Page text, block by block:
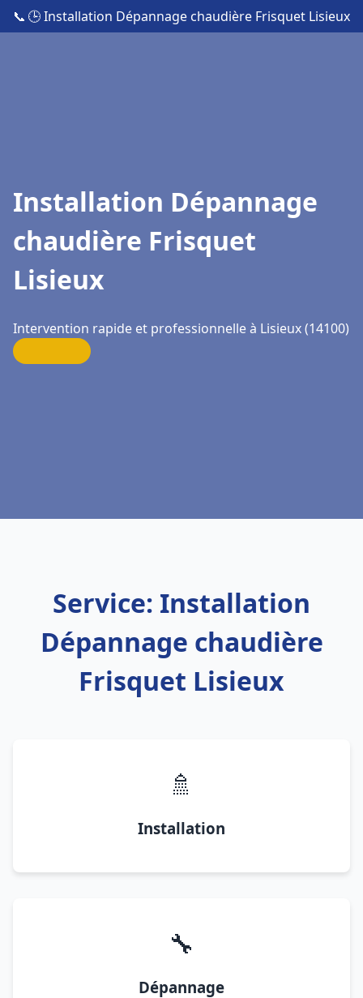
📞 🕒 Installation Dépannage chaudière Frisquet Lisieux
Installation Dépannage
chaudière Frisquet
Lisieux
Intervention rapide et professionnelle à Lisieux (14100)
Service: Installation
Dépannage chaudière
Frisquet Lisieux
🚿
Installation
🔧
Dépannage